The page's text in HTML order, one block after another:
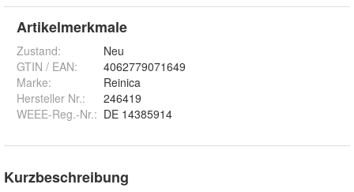
Artikelmerkmale
Zustand:
Neu
GTIN / EAN:
4062779071649
Marke:
Reinica
Hersteller Nr.:
246419
WEEE-Reg.-Nr.: DE 14385914
Kurzbeschreibung